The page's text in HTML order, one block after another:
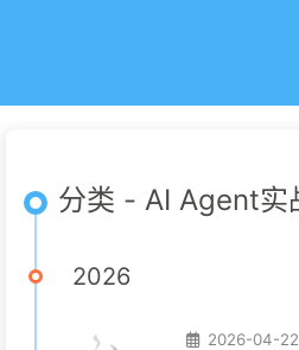
分类 - AI Agent实
2026
2026-04-22